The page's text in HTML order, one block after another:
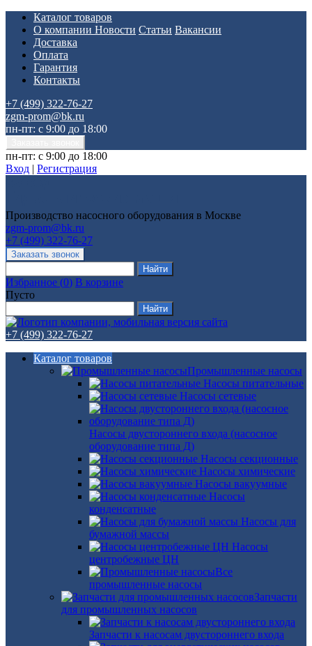
Каталог товаров
О компании Новости Статьи Вакансии
Доставка
Оплата
Гарантия
Контакты
+7 (499) 322-76-27
zgm-prom@bk.ru
пн-пт: с 9:00 до 18:00
пн-пт: с 9:00 до 18:00
Вход | Регистрация
Производство насосного оборудования в Москве
zgm-prom@bk.ru
+7 (499) 322-76-27
Избранное (0) В корзине
Пусто
+7 (499) 322-76-27
Каталог товаров
Промышленные насосы
Насосы питательные
Насосы сетевые
Насосы двустороннего входа (насосное
оборудование типа Д)
Насосы секционные
Насосы химические
Насосы вакуумные
Насосы
конденсатные
Насосы для
бумажной массы
Насосы
центробежные ЦН
Все
промышленные насосы
Запчасти
для промышленных насосов
Запчасти к насосам двустороннего входа